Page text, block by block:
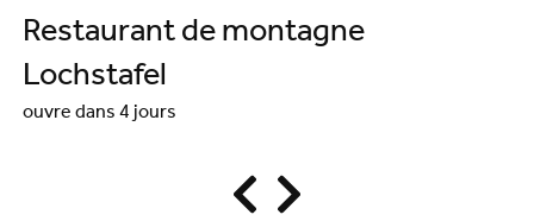
Restaurant de montagne
Lochstafel
ouvre dans 4 jours